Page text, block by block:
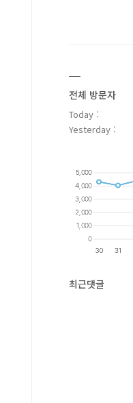
전체 방문자
Today :
Yesterday :
최근댓글